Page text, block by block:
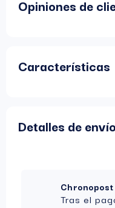
según tus preferencias.
Opiniones de
Características
Detalles de envío
Tras el